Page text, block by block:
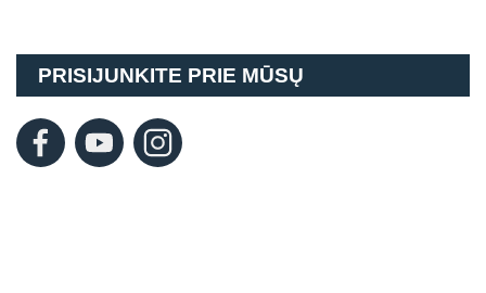
PRISIJUNKITE PRIE MŪSŲ